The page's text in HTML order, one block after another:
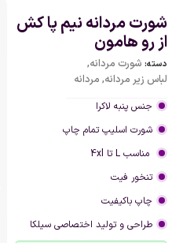
شورت مردانه نیم پا کش
از رو هامون
دسته: شورت مردانه,
لباس زیر مردانه, مردانه
جنس پنبه لاکرا
شورت اسلیپ تمام چاپ
مناسب L تا 4xl
تنخور فیت
چاپ باکیفیت
طراحی و تولید اختصاصی سیلکا